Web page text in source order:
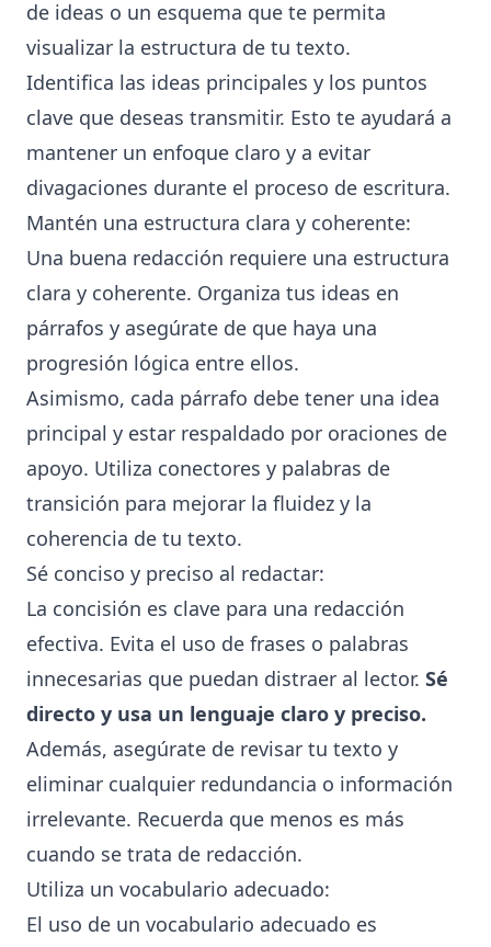
de ideas o un esquema que te permita
visualizar la estructura de tu texto.
Identifica las ideas principales y los puntos
clave que deseas transmitir. Esto te ayudará a
mantener un enfoque claro y a evitar
divagaciones durante el proceso de escritura.
Mantén una estructura clara y coherente:
Una buena redacción requiere una estructura
clara y coherente. Organiza tus ideas en
párrafos y asegúrate de que haya una
progresión lógica entre ellos.
Asimismo, cada párrafo debe tener una idea
principal y estar respaldado por oraciones de
apoyo. Utiliza conectores y palabras de
transición para mejorar la fluidez y la
coherencia de tu texto.
Sé conciso y preciso al redactar:
La concisión es clave para una redacción
efectiva. Evita el uso de frases o palabras
innecesarias que puedan distraer al lector. Sé
directo y usa un lenguaje claro y preciso.
Además, asegúrate de revisar tu texto y
eliminar cualquier redundancia o información
irrelevante. Recuerda que menos es más
cuando se trata de redacción.
Utiliza un vocabulario adecuado:
El uso de un vocabulario adecuado es